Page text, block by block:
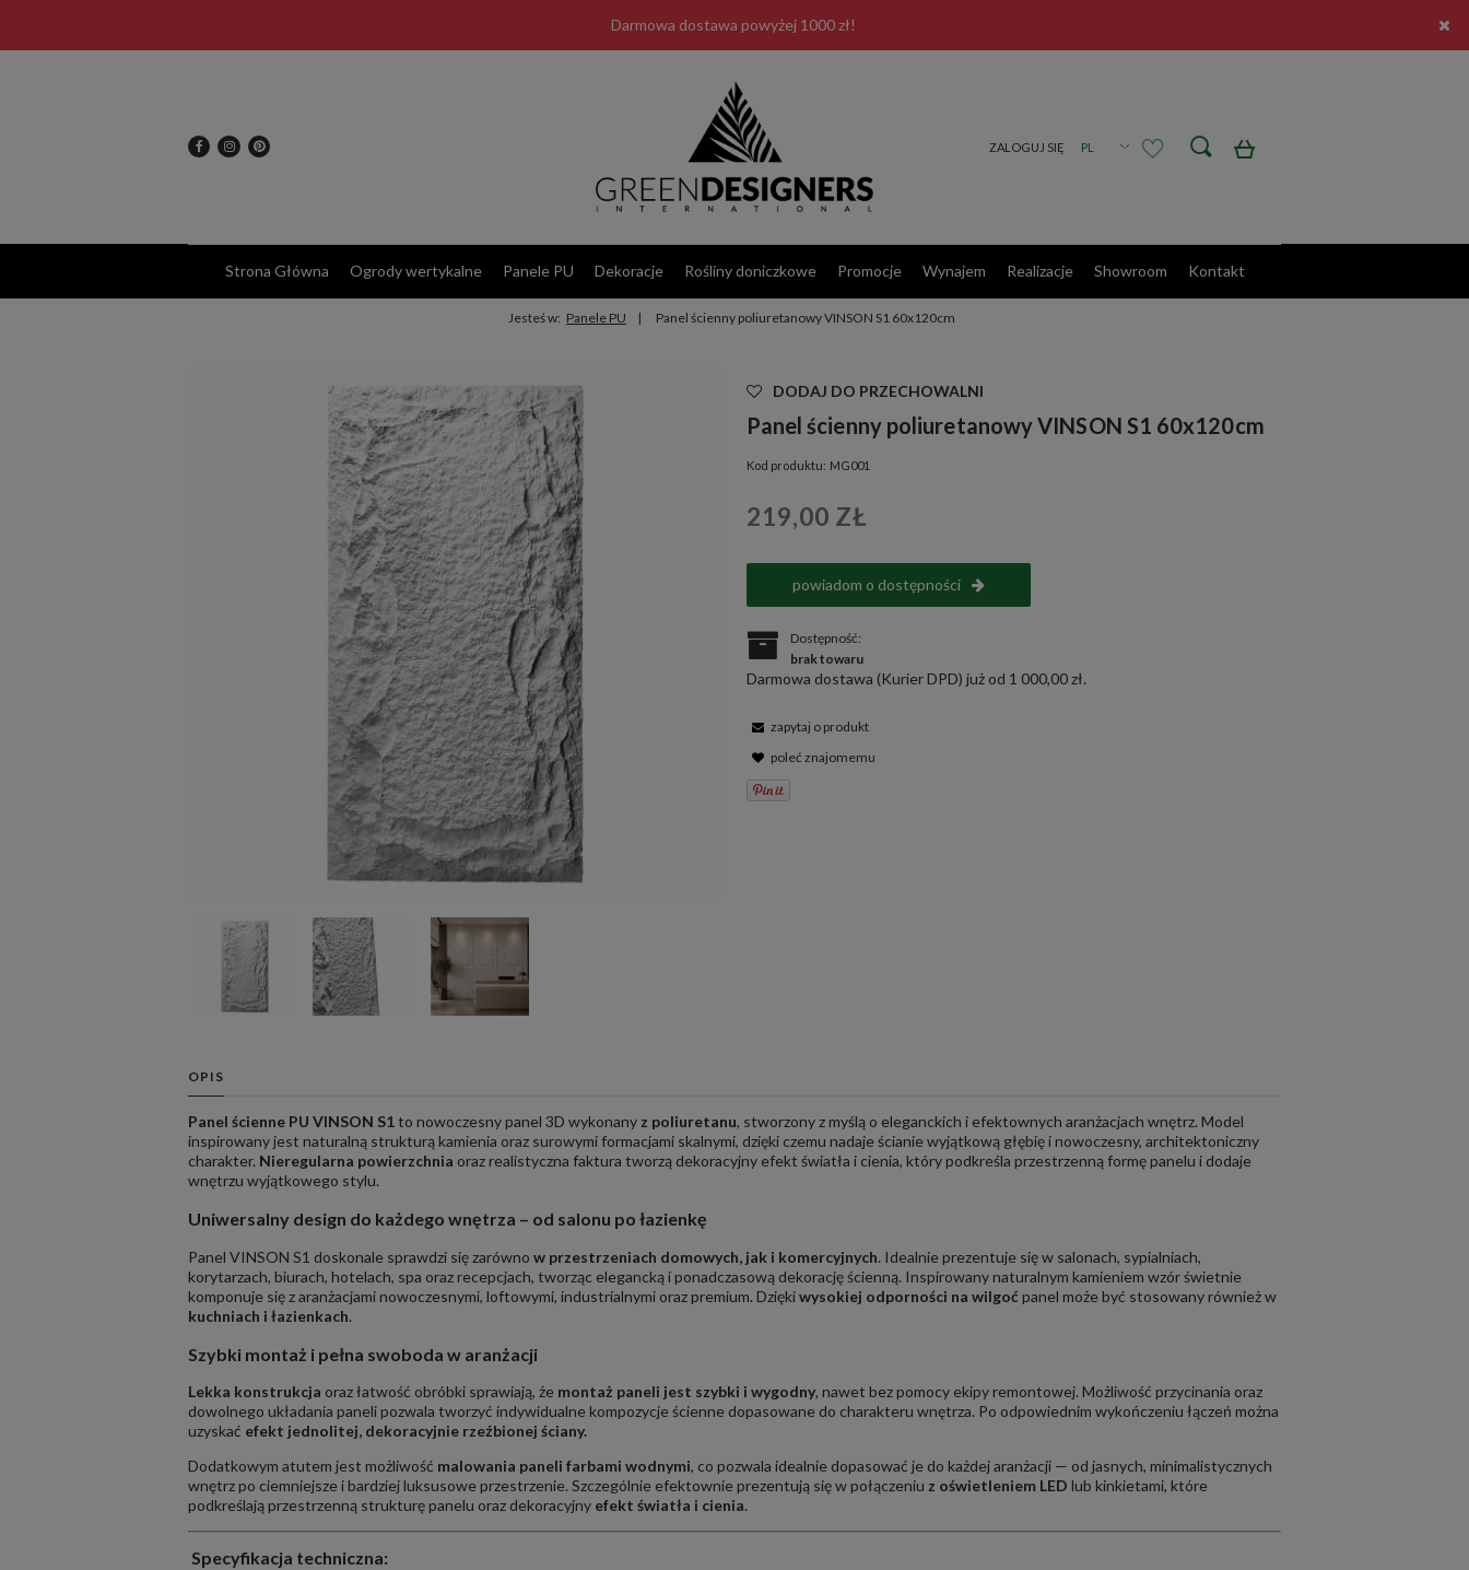
Darmowa dostawa powyżej 1000 zł!
Strona Główna Ogrody wertykalne Panele PU Dekoracje Rośliny doniczkowe Promocje Wynajem Realizacje Showroom Kontakt
Jesteś w: Panele PU Panel ścienny poliuretanowy VINSON S1 60x120cm
DODAJ DO PRZECHOWALNI
Panel ścienny poliuretanowy VINSON S1 60x120cm
Kod produktu: MG001
219,00 ZŁ
powiadom o dostępności
Dostępność:
brak towaru
Darmowa dostawa (Kurier DPD) już od 1 000,00 zł.
zapytaj o produkt
poleć znajomemu
OPIS
Panel ścienne PU VINSON S1to nowoczesny panel 3D wykonany z poliuretanu, stworzony z myślą o eleganckich i efektownych aranżacjach wnętrz. Model
inspirowany jest naturalną strukturą kamienia oraz surowymi formacjami skalnymi, dzięki czemu nadaje ścianie wyjątkową głębię i nowoczesny, architektoniczny
charakter. Nieregularna powierzchnia oraz realistyczna faktura tworzą dekoracyjny efekt światła i cienia, który podkreśla przestrzenną formę panelu i dodaje
wnętrzu wyjątkowego stylu.
Uniwersalny design do każdego wnętrza – od salonu po łazienkę
Panel VINSON S1 doskonale sprawdzi się zarówno w przestrzeniach domowych, jak i komercyjnych. Idealnie prezentuje się w salonach, sypialniach,
korytarzach, biurach, hotelach, spa oraz recepcjach, tworząc elegancką i ponadczasową dekorację ścienną. Inspirowany naturalnym kamieniem wzór świetnie
komponuje się z aranżacjami nowoczesnymi, loftowymi, industrialnymi oraz premium. Dziękiwysokiej odporności na wilgoć panel może być stosowany również w
kuchniach i łazienkach.
Szybki montaż i pełna swoboda w aranżacji
Lekka konstrukcja oraz łatwość obróbki sprawiają, że montaż paneli jest szybki i wygodny, nawet bez pomocy ekipy remontowej. Możliwość przycinania oraz
dowolnego układania paneli pozwala tworzyć indywidualne kompozycje ścienne dopasowane do charakteru wnętrza. Po odpowiednim wykończeniu łączeń można
uzyskać efekt jednolitej, dekoracyjnie rzeźbionej ściany.
Dodatkowym atutem jest możliwość malowania paneli farbami wodnymi, co pozwala idealnie dopasować je do każdej aranżacji — od jasnych, minimalistycznych
wnętrz po ciemniejsze i bardziej luksusowe przestrzenie. Szczególnie efektownie prezentują się w połączeniu z oświetleniem LED lub kinkietami, które
podkreślają przestrzenną strukturę panelu oraz dekoracyjny efekt światła i cienia.
Specyfikacja techniczna: